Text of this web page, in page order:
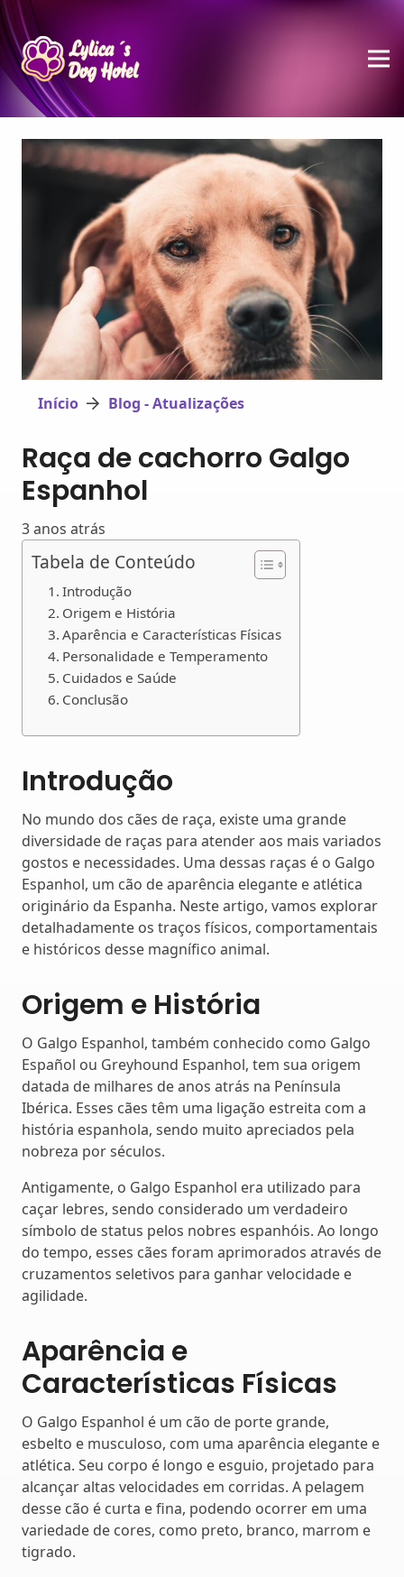
Início Blog - Atualizações
Raça de cachorro Galgo
Espanhol
3 anos atrás
Tabela de Conteúdo
Introdução
Origem e História
Aparência e Características Físicas
Personalidade e Temperamento
Cuidados e Saúde
Conclusão
Introdução
No mundo dos cães de raça, existe uma grande
diversidade de raças para atender aos mais variados
gostos e necessidades. Uma dessas raças é o Galgo
Espanhol, um cão de aparência elegante e atlética
originário da Espanha. Neste artigo, vamos explorar
detalhadamente os traços físicos, comportamentais
e históricos desse magnífico animal.
Origem e História
O Galgo Espanhol, também conhecido como Galgo
Español ou Greyhound Espanhol, tem sua origem
datada de milhares de anos atrás na Península
Ibérica. Esses cães têm uma ligação estreita com a
história espanhola, sendo muito apreciados pela
nobreza por séculos.
Antigamente, o Galgo Espanhol era utilizado para
caçar lebres, sendo considerado um verdadeiro
símbolo de status pelos nobres espanhóis. Ao longo
do tempo, esses cães foram aprimorados através de
cruzamentos seletivos para ganhar velocidade e
agilidade.
Aparência e
Características Físicas
O Galgo Espanhol é um cão de porte grande,
esbelto e musculoso, com uma aparência elegante e
atlética. Seu corpo é longo e esguio, projetado para
alcançar altas velocidades em corridas. A pelagem
desse cão é curta e fina, podendo ocorrer em uma
variedade de cores, como preto, branco, marrom e
tigrado.